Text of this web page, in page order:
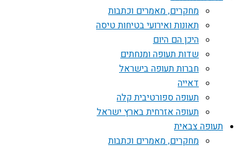
מחקרים, מאמרים וכתבות
תאונות ואירועי בטיחות טיסה
היכן הם היום
שדות תעופה ומנחתים
חברות תעופה בישראל
דאייה
תעופה ספורטיבית קלה
תעופה אזרחית בארץ ישראל
תעופה צבאית
מחקרים, מאמרים וכתבות